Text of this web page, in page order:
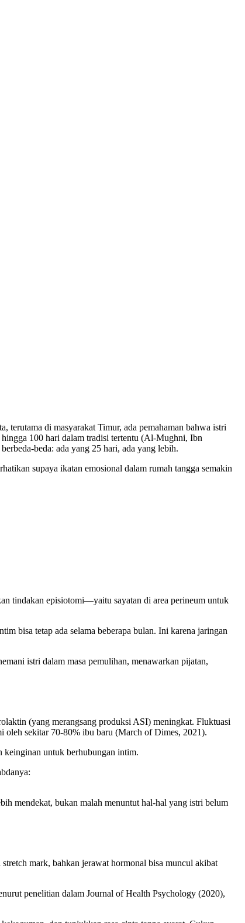
di masyarakat Timur, ada pemahaman bahwa istri
100 hari dalam tradisi tertentu (Al-Mughni, Ibn
beda: ada yang 25 hari, ada yang lebih.
supaya ikatan emosional dalam rumah tangga semakin
tindakan episiotomi—yaitu sayatan di area perineum untuk
bisa tetap ada selama beberapa bulan. Ini karena jaringan
istri dalam masa pemulihan, menawarkan pijatan,
(yang merangsang produksi ASI) meningkat. Fluktuasi
oleh sekitar 70-80% ibu baru (March of Dimes, 2021).
keinginan untuk berhubungan intim.
mendekat, bukan malah menuntut hal-hal yang istri belum
mark, bahkan jerawat hormonal bisa muncul akibat
penelitian dalam Journal of Health Psychology (2020),